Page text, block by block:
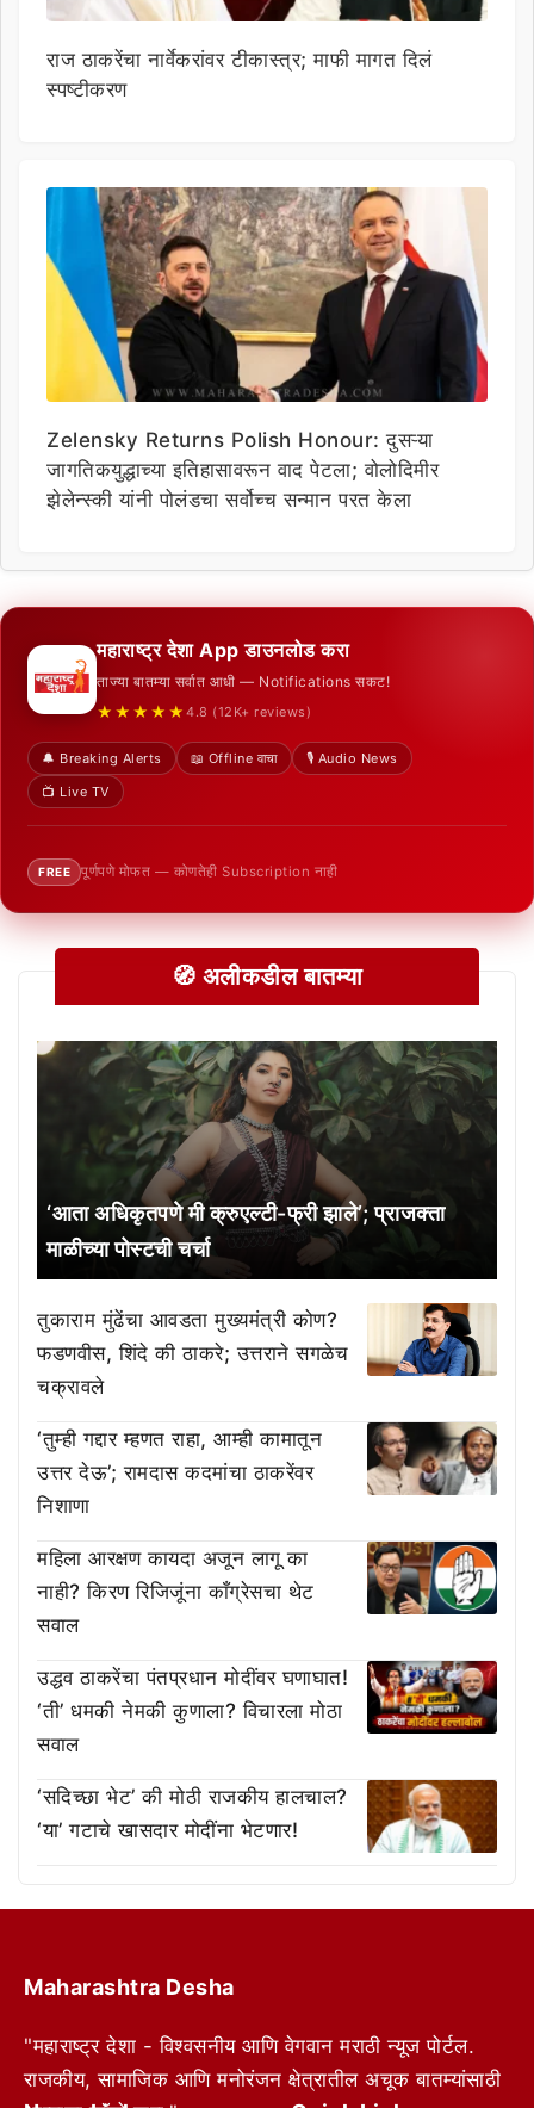
राज ठाकरेंचा नार्वेकरांवर टीकास्त्र; माफी मागत दिलं
स्पष्टीकरण
Zelensky Returns Polish Honour: दुसऱ्या
जागतिकयुद्धाच्या इतिहासावरून वाद पेटला; वोलोदिमीर
झेलेन्स्की यांनी पोलंडचा सर्वोच्च सन्मान परत केला
महाराष्ट्र देशा App डाउनलोड करा
ताज्या बातम्या सर्वात आधी — Notifications सकट!
★★★★★ 4.8 (12K+ reviews)
🔔 Breaking Alerts 📖 Offline वाचा
🎙️ Audio News
📺 Live TV
FREE पूर्णपणे मोफत — कोणतेही Subscription नाही
🧭 अलीकडील बातम्या
‘आता अधिकृतपणे मी क्रुएल्टी-फ्री झाले’; प्राजक्ता
माळीच्या पोस्टची चर्चा
तुकाराम मुंढेंचा आवडता मुख्यमंत्री कोण?
फडणवीस, शिंदे की ठाकरे; उत्तराने सगळेच
चक्रावले
‘तुम्ही गद्दार म्हणत राहा, आम्ही कामातून
उत्तर देऊ’; रामदास कदमांचा ठाकरेंवर
निशाणा
महिला आरक्षण कायदा अजून लागू का
नाही? किरण रिजिजूंना काँग्रेसचा थेट
सवाल
उद्धव ठाकरेंचा पंतप्रधान मोदींवर घणाघात!
‘ती’ धमकी नेमकी कुणाला? विचारला मोठा
सवाल
‘सदिच्छा भेट’ की मोठी राजकीय हालचाल?
‘या’ गटाचे खासदार मोदींना भेटणार!
Maharashtra Desha
"महाराष्ट्र देशा - विश्वसनीय आणि वेगवान मराठी न्यूज पोर्टल.
राजकीय, सामाजिक आणि मनोरंजन क्षेत्रातील अचूक बातम्यांसाठी